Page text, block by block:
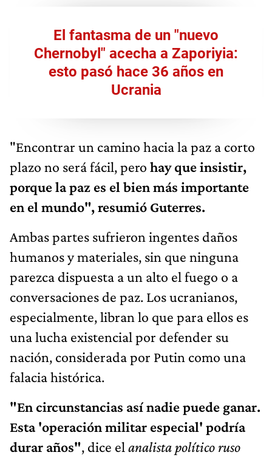
El fantasma de un "nuevo
Chernobyl" acecha a Zaporiyia:
esto pasó hace 36 años en
Ucrania
"Encontrar un camino hacia la paz a corto
plazo no será fácil, pero hay que insistir,
porque la paz es el bien más importante
en el mundo", resumió Guterres.
Ambas partes sufrieron ingentes daños
humanos y materiales, sin que ninguna
parezca dispuesta a un alto el fuego o a
conversaciones de paz. Los ucranianos,
especialmente, libran lo que para ellos es
una lucha existencial por defender su
nación, considerada por Putin como una
falacia histórica.
"En circunstancias así nadie puede ganar.
Esta 'operación militar especial' podría
durar años", dice el analista político ruso